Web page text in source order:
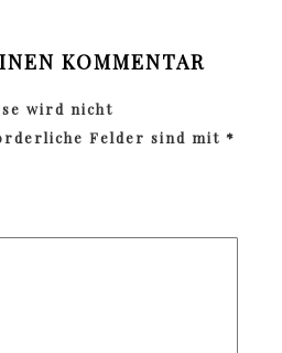
KOMMENTAR
wird nicht
Felder sind mit *